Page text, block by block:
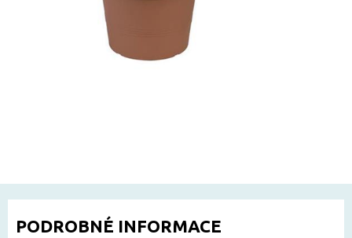
PODROBNÉ INFORMACE